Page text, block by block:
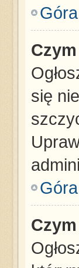
Góra
się
Góra